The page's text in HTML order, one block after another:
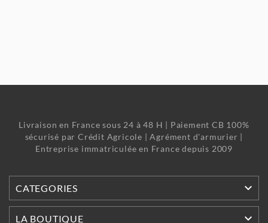
Livraison en France sous 24 à 48 H | Paiement CB 100%
sécurisé par Crédit Agricole | Agrément d'armurier |
Entreprise immatriculée en France depuis 2009
CATEGORIES 
LA BOUTIQUE 